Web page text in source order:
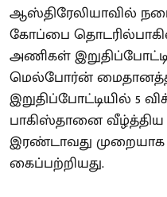
ஆஸ்திரேலியாவில்
கோப்பை
அணிகள்
மெல்போர்ன்
இறுதிப்போட்டியில் 5
பாகிஸ்தானை
இரண்டாவது
கைப்பற்றியது.